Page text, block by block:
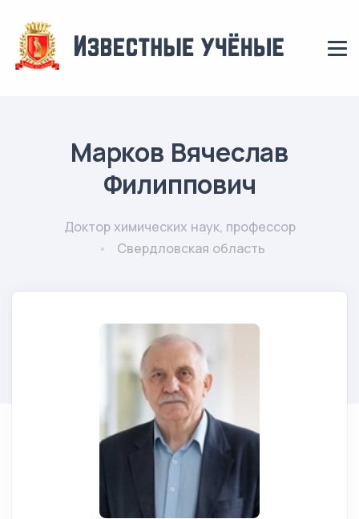
Марков Вячеслав
Филиппович
Доктор химических наук, профессор
Свердловская область